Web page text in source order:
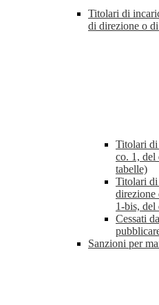
Titolari di
di direzione o
Titolari
co. 1, del
tabelle)
Titolari di
direzione
1-bis, del
Cessati
Sanzioni per